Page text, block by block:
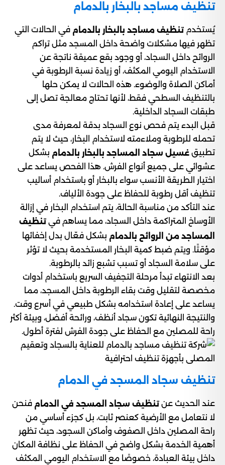
تنظيف مساجد بالبخار بالدمام
يُستخدمتنظيف مساجد بالبخار بالدمام في الحالات التي
تظهر فيها مشكلات واضحة داخل المسجد مثل تراكم
الروائح داخل السجاد، أو وجود بقع عميقة ناتجة عن
الاستخدام اليومي المكثف، أو زيادة نسبة الرطوبة في
أماكن الصلاة والوضوء. هذه الحالات لا يمكن حلها
بالتنظيف السطحي فقط، لأنها تحتاج معالجة تصل إلى
طبقات السجاد الداخلية.
قبل البدء يتم فحص نوع السجاد بدقة لمعرفة مدى
تحمله للرطوبة وملاءمته لاستخدام البخار، حيث لا يتم
تطبيق غسيل سجاد المساجد بالبخار بالدمام بشكل
عشوائي على جميع أنواع الفرش. هذا الفحص يساعد على
اختيار الطريقة الأنسب سواء بالبخار أو باستخدام أساليب
تنظيف أقل رطوبة للحفاظ على جودة الألياف.
عند التأكد من مناسبة الحالة، يتم استخدام البخار في إزالة
الأوساخ المتراكمة داخل السجاد، مما يساهم فيتنظيف
المساجد من الروائح بالدمام بشكل فعّال بدل إخفائها
مؤقتًا. ويتم ضبط كمية البخار المستخدمة بحيث لا تؤثر
على سلامة السجاد أو تسبب تشبع زائد بالرطوبة.
بعد الانتهاء تبدأ مرحلة التجفيف السريع باستخدام أدوات
مخصصة لتقليل وقت بقاء الرطوبة داخل المسجد، مما
يساعد على إعادة استخدامه بشكل طبيعي في أسرع وقت.
والنتيجة النهائية تكون سجاد أنظف، ورائحة أفضل، وبيئة أكثر
راحة للمصلين مع الحفاظ على جودة الفرش لفترة أطول.
تنظيف سجاد المسجد في الدمام
عند الحديث عنتنظيف سجاد المسجد في الدمام فنحن
لا نتعامل مع الأرضية كعنصر ثابت، بل كجزء أساسي من
راحة المصلين داخل الصفوف وأماكن السجود، حيث تظهر
أهمية الخدمة بشكل واضح في الحفاظ على نظافة المكان
داخل بيئة العبادة، خصوصًا مع الاستخدام اليومي المكثف